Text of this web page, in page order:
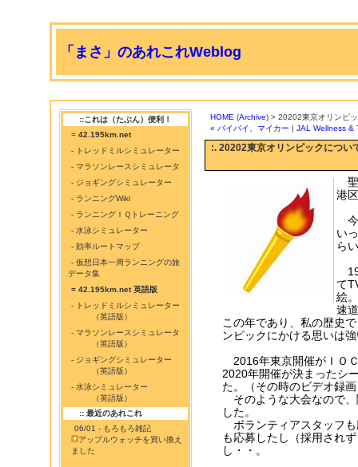
「まさ」のあれこれWeblog
::これは（たぶん）便利！
= 42.195km.net
- トレッドミルシミュレーター
- マラソンレースシミュレータ
- ジョギングシミュレーター
- ランニングWiki
- ランニングＩＱトレーニング
- 水泳シミュレーター
- 効率ルートマップ
- 仮想日本一周ランニングの旅
データ集
= 42.195km.net 英語版
- トレッドミルシミュレーター
（英語版）
- マラソンレースシミュレータ
（英語版）
- ジョギングシミュレーター
（英語版）
- 水泳シミュレーター
（英語版）
:: 最近のあれこれ
06/01 - もろもろ雑記
アップルウォッチを買い換え
ました
HOME (Archive) > 20202東京オリンピ
« バイバイ、マイカー | JAL Wellness &
:. 20202東京オリンピックについ
聖
港
今
い
ら
て
絵
速
この年であり、私の歴史
ンピックにかける思いは
2016年東京開催がＩＯ
2020年開催が決まったシ
た。（その時のビデオ録
そのような大会なので
した。
ボランティアスタッフ
も応募したし（採用され
し・・。